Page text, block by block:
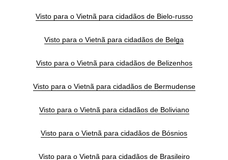
Visto para o Vietnã para cidadãos de Bielo-russo
Visto para o Vietnã para cidadãos de Belga
Visto para o Vietnã para cidadãos de Belizenhos
Visto para o Vietnã para cidadãos de Bermudense
Visto para o Vietnã para cidadãos de Boliviano
Visto para o Vietnã para cidadãos de Bósnios
Visto para o Vietnã para cidadãos de Brasileiro